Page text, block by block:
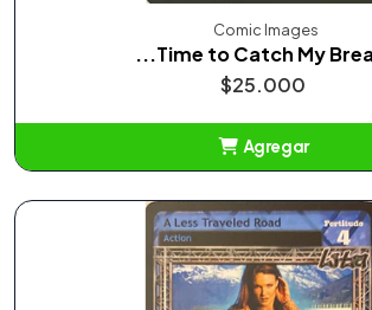
Comic Images
...Time to Catch My
$25.000
Agregar